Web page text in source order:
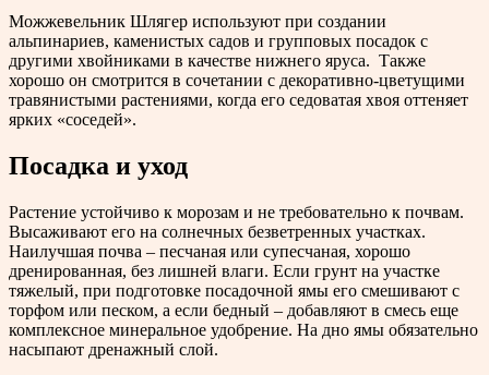
Можжевельник Шлягер используют при создании
альпинариев, каменистых садов и групповых посадок с
другими хвойниками в качестве нижнего яруса. Также
хорошо он смотрится в сочетании с декоративно-цветущими
травянистыми растениями, когда его седоватая хвоя оттеняет
ярких «соседей».
Посадка и уход
Растение устойчиво к морозам и не требовательно к почвам.
Высаживают его на солнечных безветренных участках.
Наилучшая почва – песчаная или супесчаная, хорошо
дренированная, без лишней влаги. Если грунт на участке
тяжелый, при подготовке посадочной ямы его смешивают с
торфом или песком, а если бедный – добавляют в смесь еще
комплексное минеральное удобрение. На дно ямы обязательно
насыпают дренажный слой.